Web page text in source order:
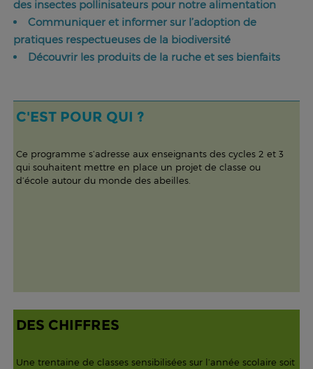
des insectes pollinisateurs pour notre alimentation
Communiquer et informer sur l’adoption de
pratiques respectueuses de la biodiversité
Découvrir les produits de la ruche et ses bienfaits
C'EST POUR QUI ?
Ce programme s’adresse aux enseignants des cycles 2 et 3
qui souhaitent mettre en place un projet de classe ou
d’école autour du monde des abeilles.
DES CHIFFRES
Une trentaine de classes sensibilisées sur l’année scolaire soit